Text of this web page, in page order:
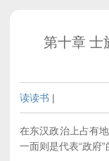
第十章 士
读读书 |
在东汉政治上占有
一面则是代表“政府”